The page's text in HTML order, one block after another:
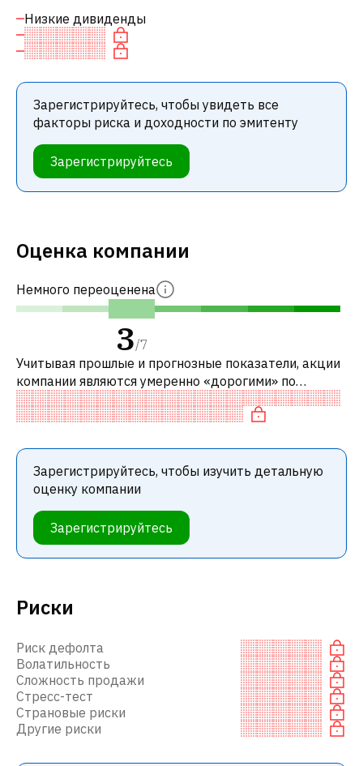
Низкие дивиденды
Зарегистрируйтесь, чтобы увидеть все
факторы риска и доходности по эмитенту
Зарегистрируйтесь
Риски
Риск дефолта
Волатильность
Сложность продажи
Стресс-тест
Страновые риски
Другие риски
Оценка компании
Немного переоценена
3/7
Учитывая прошлые и прогнозные показатели, акции
компании являются умеренно «дорогими» по
сравнению с аналогичными компаниями. В
частности, акция компании переоценена по P
Зарегистрируйтесь, чтобы изучить детальную
оценку компании
Зарегистрируйтесь